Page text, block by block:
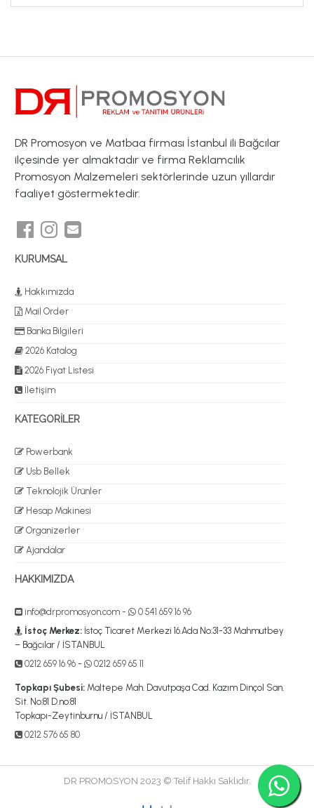
DR Promosyon ve Matbaa firması İstanbul ili Bağcılar
ilçesinde yer almaktadır ve firma Reklamcılık
Promosyon Malzemeleri sektörlerinde uzun yıllardır
faaliyet göstermektedir.
KURUMSAL
Hakkımızda
Mail Order
Banka Bilgileri
2026 Katalog
2026 Fiyat Listesi
İletişim
KATEGORİLER
Powerbank
Usb Bellek
Teknolojik Ürünler
Hesap Makinesi
Organizerler
Ajandalar
HAKKIMIZDA
info@drpromosyon.com -
0 541 659 16 96
İstoç Merkez: İstoç Ticaret Merkezi 16.Ada No:31-33 Mahmutbey
– Bağcılar / İSTANBUL
0212 659 16 96 - 0212 659 65 11
Topkapı Şubesi: Maltepe Mah. Davutpaşa Cad. Kazım Dinçol San.
Sit. No:81 D.no:81
Topkapı-Zeytinburnu / İSTANBUL
0212 576 65 80
DR PROMOSYON 2023 © Telif Hakkı Saklıdır.